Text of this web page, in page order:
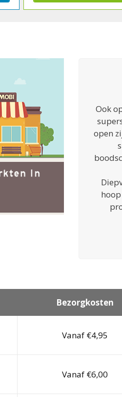
Ook
open
Bezorgkosten
Vanaf €4,95
Vanaf €6,00